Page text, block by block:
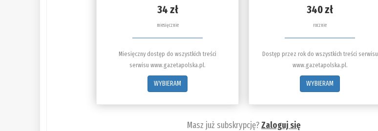
34 zł
miesięcznie
Miesięczny dostęp do wszystkich treści
serwisu www.gazetapolska.pl.
WYBIERAM
340 zł
rocznie
Dostęp przez rok do wszystkich treści serwisu
www.gazetapolska.pl.
WYBIERAM
Masz już subskrypcję?Zaloguj się